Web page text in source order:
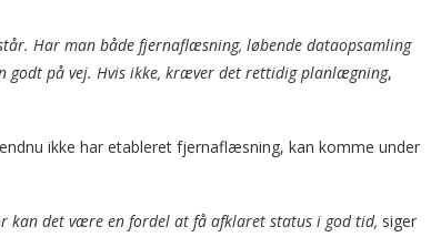
Har man både fjernaflæsning, løbende dataopsamling
godt på vej. Hvis ikke, kræver det rettidig planlægning,
ikke har etableret fjernaflæsning, kan komme under
det være en fordel at få afklaret status i god tid, siger